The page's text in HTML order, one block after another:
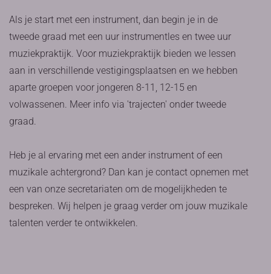
Als je start met een instrument, dan begin je in de
tweede graad met een uur instrumentles en twee uur
muziekpraktijk. Voor muziekpraktijk bieden we lessen
aan in verschillende vestigingsplaatsen en we hebben
aparte groepen voor jongeren 8-11, 12-15 en
volwassenen. Meer info via 'trajecten' onder tweede
graad.
Heb je al ervaring met een ander instrument of een
muzikale achtergrond? Dan kan je contact opnemen met
een van onze secretariaten om de mogelijkheden te
bespreken. Wij helpen je graag verder om jouw muzikale
talenten verder te ontwikkelen.